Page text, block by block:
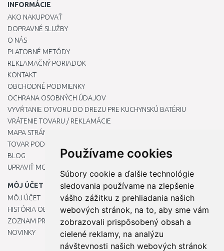
Používame cookies
Súbory cookie a ďalšie technológie
sledovania používame na zlepšenie
vášho zážitku z prehliadania našich
webových stránok, na to, aby sme vám
zobrazovali prispôsobený obsah a
cielené reklamy, na analýzu
návštevnosti našich webových stránok
INFORMÁCIE
AKO NAKUPOVAŤ
DOPRAVNÉ SLUŽBY
O NÁS
PLATOBNÉ METÓDY
REKLAMAČNÝ PORIADOK
KONTAKT
OBCHODNÉ PODMIENKY
OCHRANA OSOBNÝCH ÚDAJOV
VYVŔTANIE OTVORU DO DREZU PRE KUCHYNSKÚ BATÉRIU
VRÁTENIE TOVARU / REKLAMÁCIE
MAPA STRÁNOK
TOVAR PODĽA ZNAČIEK
BLOG
UPRAVIŤ MOJE PREDVOĽBY COOKIES
MÔJ ÚČET
MÔJ ÚČET
HISTÓRIA OBJEDNÁVOK
ZOZNAM PRIANÍ
NOVINKY